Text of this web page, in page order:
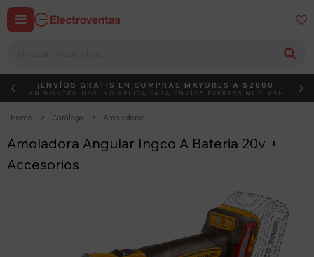
 
DEBUT ACTIVÁ EL CÓDIGO
¡ENVÍOS GRATIS EN COMPRAS MAYORES A $2000!
EN MONTEVIDEO, NO APLICA PARA ENVÍOS EXPRESS NI FLASH
Home Catálogo Amoladoras
Amoladora Angular Ingco A Bateria 20v +
Accesorios